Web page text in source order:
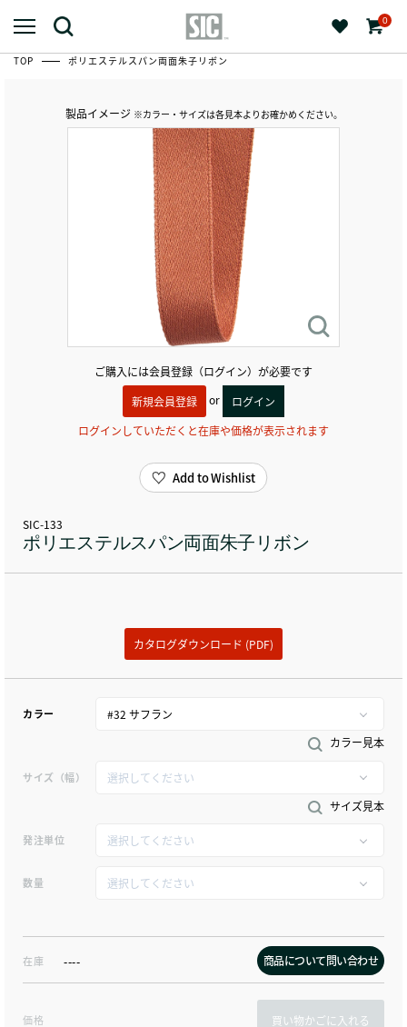
0
TOP ポリエステルスパン両面朱子リボン
製品イメージ ※カラー・サイズは各見本よりお確かめください。
ご購入には会員登録（ログイン）が必要です
新規会員登録
or
ログイン
ログインしていただくと在庫や価格が表示されます
SIC-133
ポリエステルスパン両面朱子リボン
カタログダウンロード (PDF)
カラー
カラー見本
サイズ（幅）
サイズ見本
発注単位
数量
在庫 ---- 商品について問い合わせ
価格 買い物かごに入れる
Add to Wishlist